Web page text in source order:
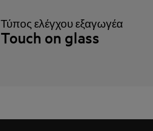
Τύπος ελέγχου εξαγωγέα
Touch on glass